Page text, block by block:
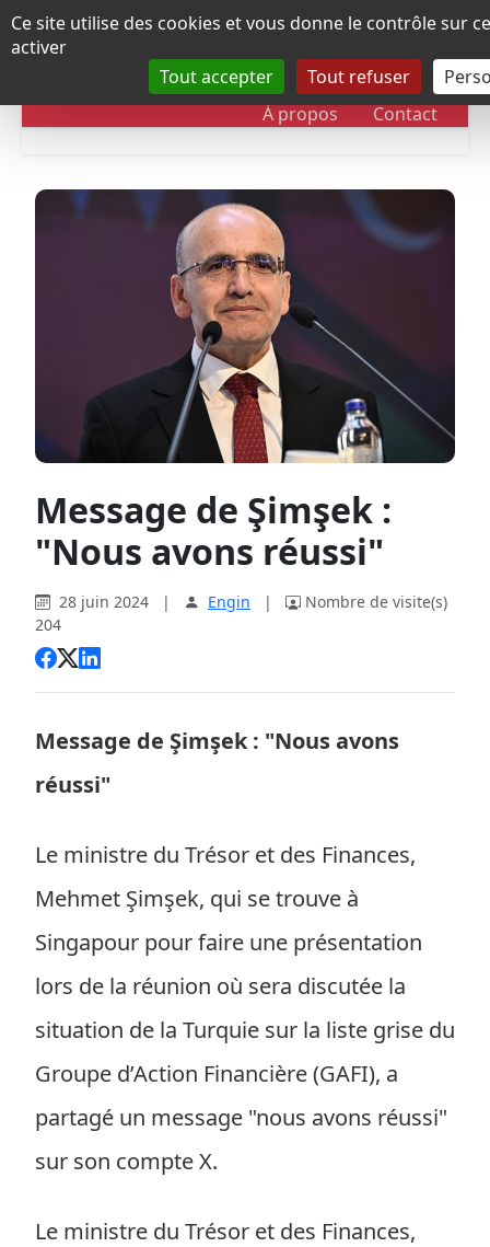
Panneau de gestion des cookies
Ce site utilise des cookies et vous donne le contrôle sur
activer
Tout accepter
Tout refuser
DOSSIERS CHRONOLOGIE
À propos Contact
Message de Şimşek :
"Nous avons réussi"
28 juin 2024 | Engin |
Nombre de visite(s)
204
Message de Şimşek : "Nous avons
réussi"
Le ministre du Trésor et des Finances,
Mehmet Şimşek, qui se trouve à
Singapour pour faire une présentation
lors de la réunion où sera discutée la
situation de la Turquie sur la liste grise du
Groupe d’Action Financière (GAFI), a
partagé un message "nous avons réussi"
sur son compte X.
Le ministre du Trésor et des Finances,